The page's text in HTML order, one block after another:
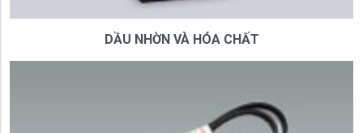
DẦU NHỜN VÀ HÓA CHẤT